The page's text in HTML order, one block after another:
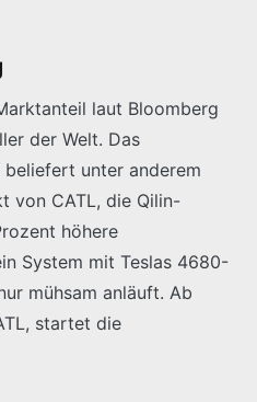
laut Bloomberg
der Welt. Das
beliefert unter anderem
von CATL, die Qilin-
höhere
System mit Teslas 4680-
mühsam anläuft. Ab
startet die